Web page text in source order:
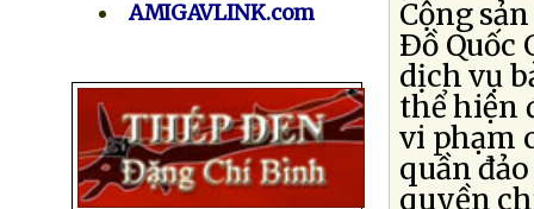
AMIGAVLINK.com
Cộng
Ðồ Quốc
dịch vụ
thể hiện
vi phạm
quần
quyền